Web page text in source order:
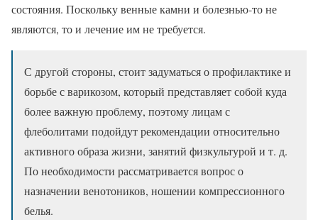
состояния. Поскольку венные камни и болезнью-то не
являются, то и лечение им не требуется.
С другой стороны, стоит задуматься о профилактике и
борьбе с варикозом, который представляет собой куда
более важную проблему, поэтому лицам с
флеболитами подойдут рекомендации относительно
активного образа жизни, занятий физкультурой и т. д.
По необходимости рассматривается вопрос о
назначении венотоников, ношении компрессионного
белья.